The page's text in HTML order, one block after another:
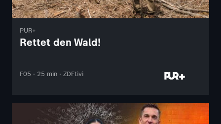
PUR+
Rettet den Wald!
F05 · 25 min · ZDFtivi